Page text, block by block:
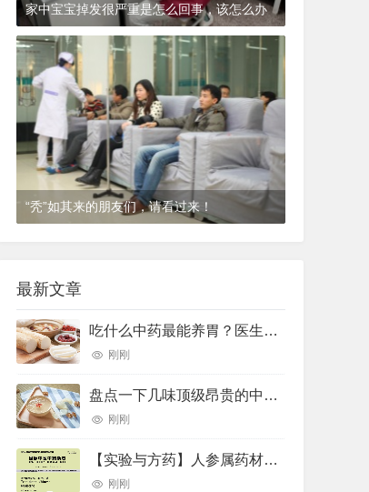
家中宝宝掉发很严重是怎么回事，该怎么办
1年前(2024-12-06) 皮肤科
“秃”如其来的朋友们，请看过来！
最新文章
吃什么中药最能养胃？医生推荐了10种——
刚刚
盘点一下几味顶级昂贵的中药材
刚刚
【实验与方药】人参属药材的差示扫描量热法鉴别研究
刚刚